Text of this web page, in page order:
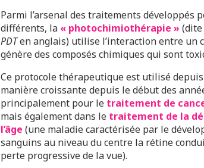
Parmi l’arsenal des traitements développés
différents, la « photochimiothérapie »
PDTen anglais) utilise l’interaction entre un
génère des composés chimiques qui sont
Ce protocole thérapeutique est utilisé
manière croissante depuis le début des
principalement pour le traitement de
mais également dans le traitement de la
l’âge (une maladie caractérisée par le
sanguins au niveau du centre la rétine
perte progressive de la vue).